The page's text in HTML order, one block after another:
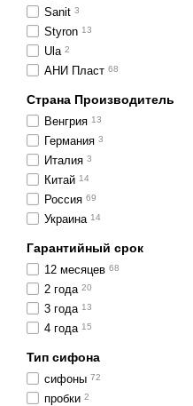
Sanit 3
Styron 13
Ula 2
АНИ Пласт 68
Страна Производитель
Венгрия 13
Германия 3
Италия 3
Китай 14
Россия 69
Украина 14
Гарантийный срок
12 месяцев 68
2 года 20
3 года 13
4 года 15
Тип сифона
сифоны 72
пробки 2